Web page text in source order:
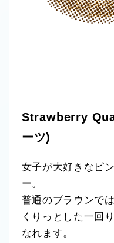
Strawberry
ーツ)
女子が大好きなピ
ー。
普通のブラウンで
くりっとした一回
なれます。